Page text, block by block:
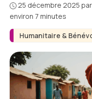
Humanitaire &
25 décembre 2025 par
environ 7 minutes